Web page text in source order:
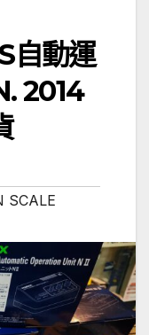
自動運
2014
SCALE